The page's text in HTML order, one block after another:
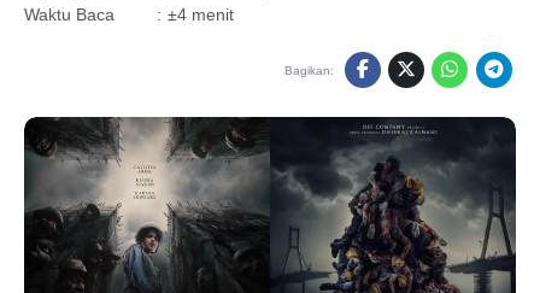
Waktu Baca
: ±4 menit
Bagikan: